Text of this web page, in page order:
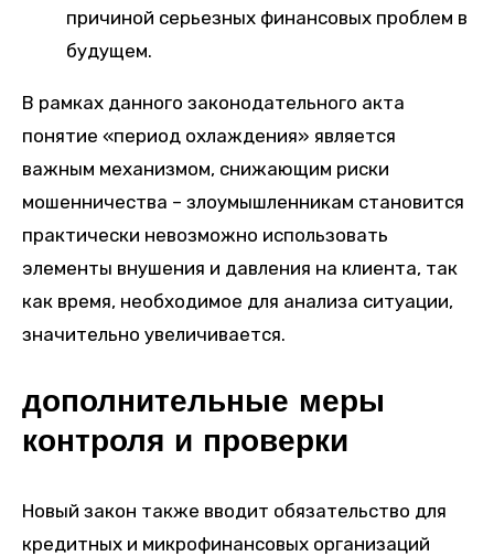
причиной серьезных финансовых проблем в
будущем.
В рамках данного законодательного акта
понятие «период охлаждения» является
важным механизмом, снижающим риски
мошенничества – злоумышленникам становится
практически невозможно использовать
элементы внушения и давления на клиента, так
как время, необходимое для анализа ситуации,
значительно увеличивается.
дополнительные меры
контроля и проверки
Новый закон также вводит обязательство для
кредитных и микрофинансовых организаций